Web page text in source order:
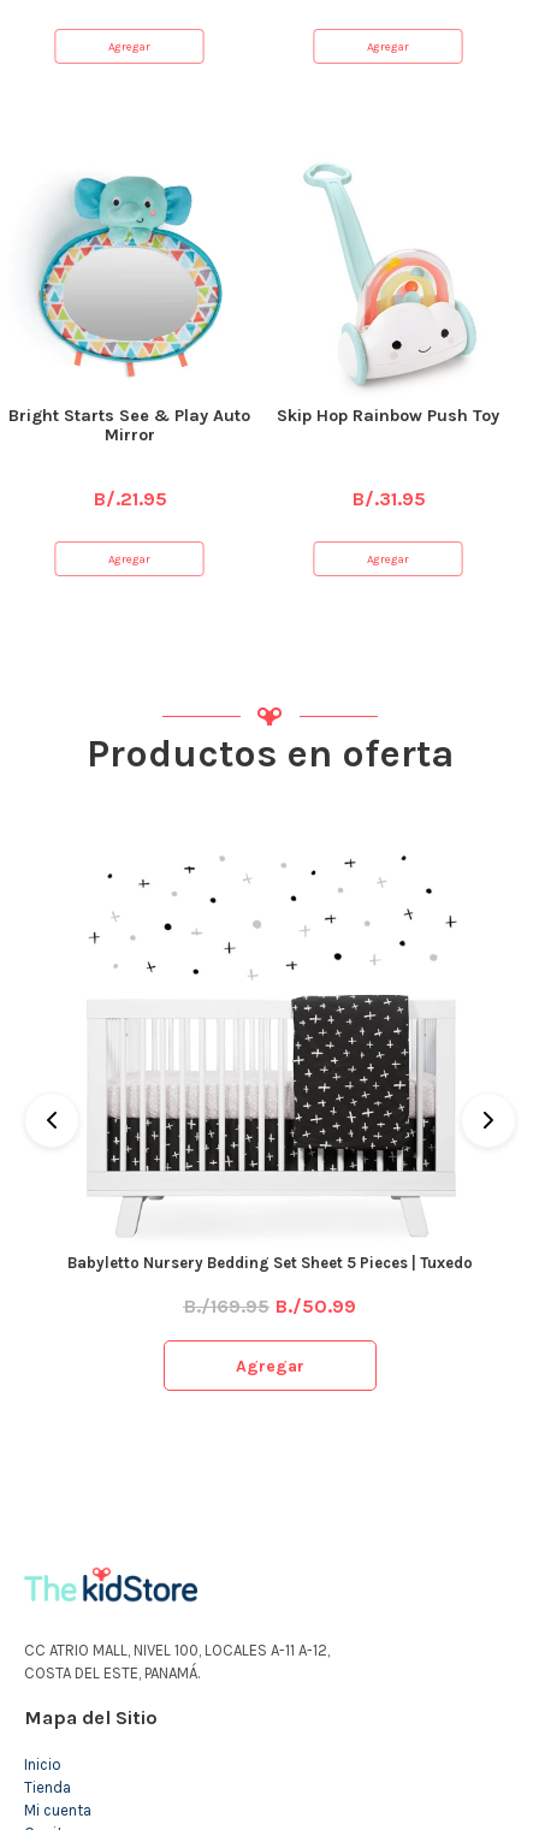
Agregar Agregar
Bright Starts See & Play Auto
Mirror
B/.21.95
Agregar
Skip Hop Rainbow Push Toy
B/.31.95
Agregar
Productos en oferta
Babyletto Nursery Bedding Set Sheet 5 Pieces | Tuxedo
B./169.95 B./50.99
Agregar
CC ATRIO MALL, NIVEL 100, LOCALES A-11 A-12,
COSTA DEL ESTE, PANAMÁ.
Mapa del Sitio
Inicio
Tienda
Mi cuenta